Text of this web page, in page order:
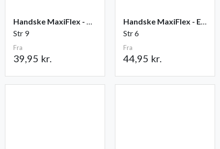
Handske MaxiFlex - Ultimate
Str 9
Fra
39,95 kr.
Handske MaxiFlex - Endurance
Str 6
Fra
44,95 kr.